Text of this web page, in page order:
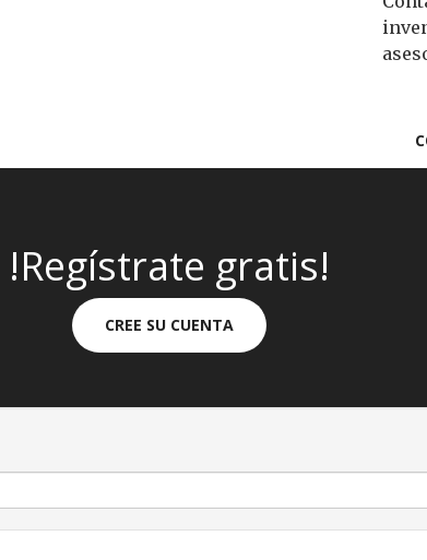
!Regístrate gratis!
CREE SU CUENTA